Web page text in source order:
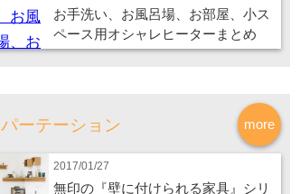
お手洗い、お風呂場、お部屋、小ス
ペース用オシャレヒーターまとめ
more
パーテーション
2017/01/27
無印の『壁に付けられる家具』シリ